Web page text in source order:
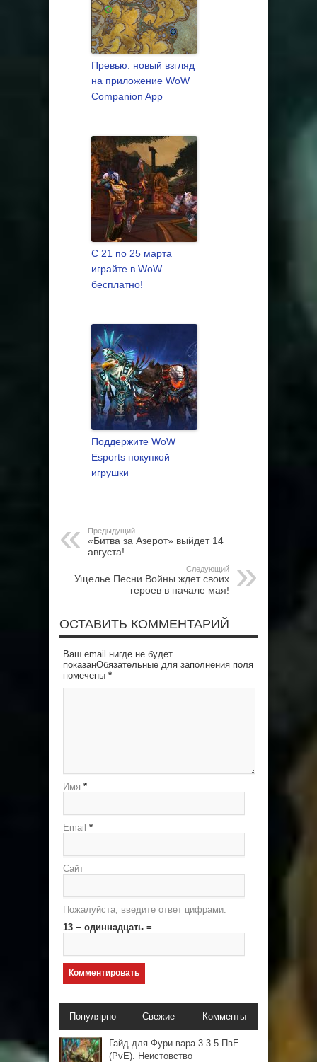
Превью: новый взгляд
на приложение WoW
Companion App
С 21 по 25 марта
играйте в WoW
бесплатно!
Поддержите WoW
Esports покупкой
игрушки
Предыдущий
«Битва за Азерот» выйдет 14
августа!
Следующий
Ущелье Песни Войны ждет своих
героев в начале мая!
ОСТАВИТЬ КОММЕНТАРИЙ
Ваш email нигде не будет
показанОбязательные для заполнения поля
помечены *
Имя *
Email *
Сайт
Пожалуйста, введите ответ цифрами:
13 − одиннадцать =
Популярно Свежие Комменты
Гайд для Фури вара 3.3.5 ПвЕ
(PvE). Неистовство